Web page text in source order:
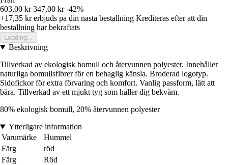
603,00 kr 347,00 kr -42%
+17,35 krerbjuds pa din nasta bestallning Krediteras efter att din
bestallning har bekraftats
Loading...
Beskrivning
Tillverkad av ekologisk bomull och återvunnen polyester. Innehåller
naturliga bomullsfibrer för en behaglig känsla. Broderad logotyp.
Sidofickor för extra förvaring och komfort. Vanlig passform, lätt att
bära. Tillverkad av ett mjukt tyg som håller dig bekväm.
80% ekologisk bomull, 20% återvunnen polyester
Ytterligare information
Varumärke
Hummel
Färg
röd
Färg
Röd